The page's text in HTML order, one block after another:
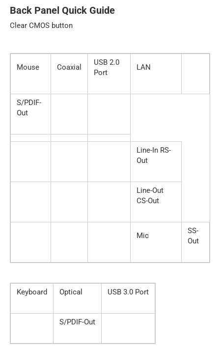
Back Panel Quick Guide
Clear CMOS button
Mouse Coaxial
USB 2.0
Port
LAN
S/PDIF-
Out
Line-In RS-
Out
Line-Out
CS-Out
Mic
SS-
Out
Keyboard Optical USB 3.0 Port
S/PDIF-Out